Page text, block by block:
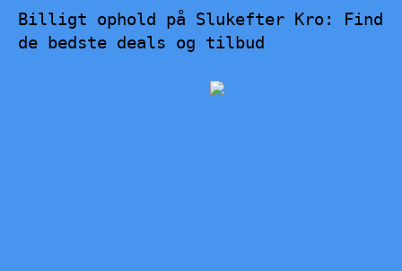
Billigt ophold på Slukefter Kro: Find
de bedste deals og tilbud